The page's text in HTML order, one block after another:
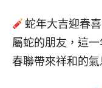
蛇年大吉迎春
屬蛇的朋友，這
春聯帶來祥和的氣